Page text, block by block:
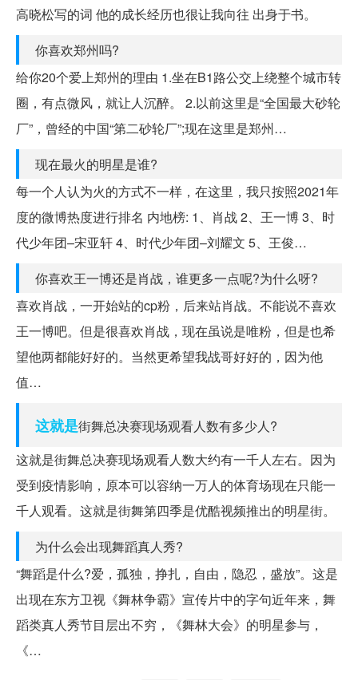
高晓松写的词 他的成长经历也很让我向往 出身于书。
你喜欢郑州吗?
给你20个爱上郑州的理由 1.坐在B1路公交上绕整个城市转
圈，有点微风，就让人沉醉。 2.以前这里是“全国最大砂轮
厂”，曾经的中国“第二砂轮厂”;现在这里是郑州…
现在最火的明星是谁?
每一个人认为火的方式不一样，在这里，我只按照2021年
度的微博热度进行排名 内地榜: 1、肖战 2、王一博 3、时
代少年团–宋亚轩 4、时代少年团–刘耀文 5、王俊…
你喜欢王一博还是肖战，谁更多一点呢?为什么呀?
喜欢肖战，一开始站的cp粉，后来站肖战。不能说不喜欢
王一博吧。但是很喜欢肖战，现在虽说是唯粉，但是也希
望他两都能好好的。当然更希望我战哥好好的，因为他
值…
这就是街舞总决赛现场观看人数有多少人?
这就是街舞总决赛现场观看人数大约有一千人左右。因为
受到疫情影响，原本可以容纳一万人的体育场现在只能一
千人观看。这就是街舞第四季是优酷视频推出的明星街。
为什么会出现舞蹈真人秀?
“舞蹈是什么?爱，孤独，挣扎，自由，隐忍，盛放”。这是
出现在东方卫视《舞林争霸》宣传片中的字句近年来，舞
蹈类真人秀节目层出不穷，《舞林大会》的明星参与，
《…